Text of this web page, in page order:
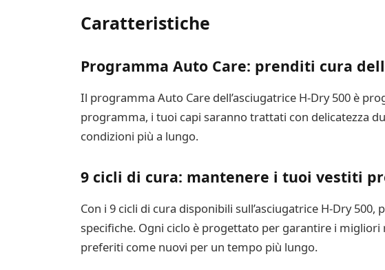
Caratteristiche
Programma Auto Care: prenditi cura
Il programma Auto Care dell’asciugatrice H-Dry 500 è
programma, i tuoi capi saranno trattati con delicatezza
condizioni più a lungo.
9 cicli di cura: mantenere i tuoi vestiti
Con i 9 cicli di cura disponibili sull’asciugatrice H-Dry
specifiche. Ogni ciclo è progettato per garantire i
preferiti come nuovi per un tempo più lungo.